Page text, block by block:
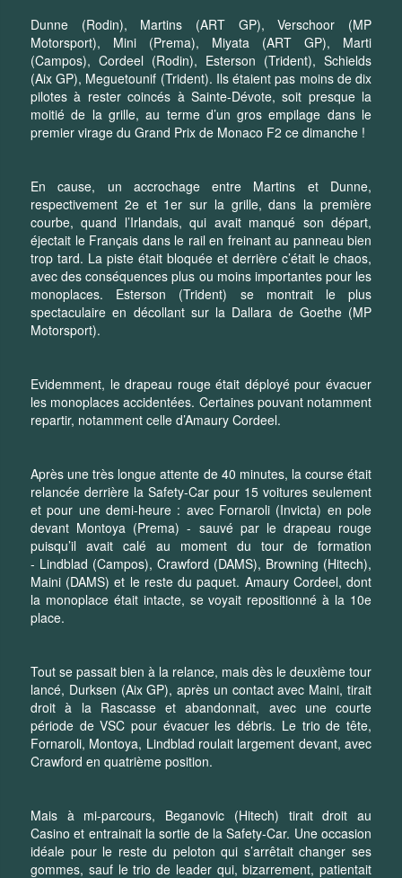
Dunne (Rodin), Martins (ART GP), Verschoor (MP
Motorsport), Mini (Prema), Miyata (ART GP), Marti
(Campos), Cordeel (Rodin), Esterson (Trident), Schields
(Aix GP), Meguetounif (Trident). Ils étaient pas moins de dix
pilotes à rester coincés à Sainte-Dévote, soit presque la
moitié de la grille, au terme d’un gros empilage dans le
premier virage du Grand Prix de Monaco F2 ce dimanche !
En cause, un accrochage entre Martins et Dunne,
respectivement 2e et 1er sur la grille, dans la première
courbe, quand l’Irlandais, qui avait manqué son départ,
éjectait le Français dans le rail en freinant au panneau bien
trop tard. La piste était bloquée et derrière c’était le chaos,
avec des conséquences plus ou moins importantes pour les
monoplaces. Esterson (Trident) se montrait le plus
spectaculaire en décollant sur la Dallara de Goethe (MP
Motorsport).
Evidemment, le drapeau rouge était déployé pour évacuer
les monoplaces accidentées. Certaines pouvant notamment
repartir, notamment celle d’Amaury Cordeel.
Après une très longue attente de 40 minutes, la course était
relancée derrière la Safety-Car pour 15 voitures seulement
et pour une demi-heure : avec Fornaroli (Invicta) en pole
devant Montoya (Prema) - sauvé par le drapeau rouge
puisqu’il avait calé au moment du tour de formation
- Lindblad (Campos), Crawford (DAMS), Browning (Hitech),
Maini (DAMS) et le reste du paquet. Amaury Cordeel, dont
la monoplace était intacte, se voyait repositionné à la 10e
place.
Tout se passait bien à la relance, mais dès le deuxième tour
lancé, Durksen (Aix GP), après un contact avec Maini, tirait
droit à la Rascasse et abandonnait, avec une courte
période de VSC pour évacuer les débris. Le trio de tête,
Fornaroli, Montoya, Lindblad roulait largement devant, avec
Crawford en quatrième position.
Mais à mi-parcours, Beganovic (Hitech) tirait droit au
Casino et entrainait la sortie de la Safety-Car. Une occasion
idéale pour le reste du peloton qui s’arrêtait changer ses
gommes, sauf le trio de leader qui, bizarrement, patientait